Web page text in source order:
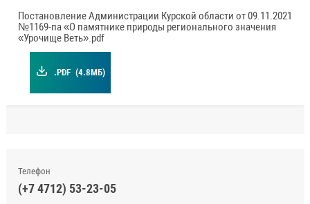
Постановление Администрации Курской области от 09.11.2021
№1169-па «О памятнике природы регионального значения
«Урочище Веть».pdf
.PDF (4.8МБ)
Телефон
(+7 4712) 53-23-05